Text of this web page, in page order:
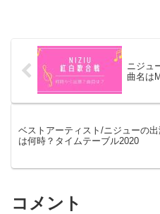
ニジュ
曲名は
ベストアーティスト/ニジューの出
は何時？タイムテーブル2020
コメント